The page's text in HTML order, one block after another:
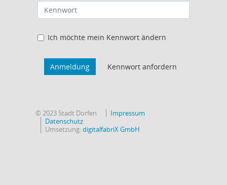
Kennwort eingeben
Ich möchte mein Kennwort ändern
© 2023 Stadt Dorfen
Impressum
Datenschutz
Umsetzung:digitalfabriX GmbH